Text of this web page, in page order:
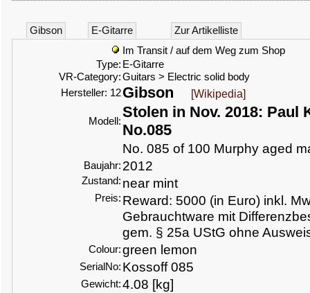
Gibson E-Gitarre
Zur Artikelliste
Im Transit / auf dem Weg zum Shop
Type: E-Gitarre
VR-Category:Guitars > Electric solid body
Hersteller: 12Gibson [Wikipedia]
Modell:
Stolen in Nov. 2018: Paul
No.085
No. 085 of 100 Murphy aged
Baujahr: 2012
Zustand: near mint
Preis: Reward: 5000 (in Euro) inkl.
Gebrauchtware mit
gem. § 25a UStG ohne
Colour:green lemon
SerialNo: Kossoff 085
Gewicht:4.08 [kg]